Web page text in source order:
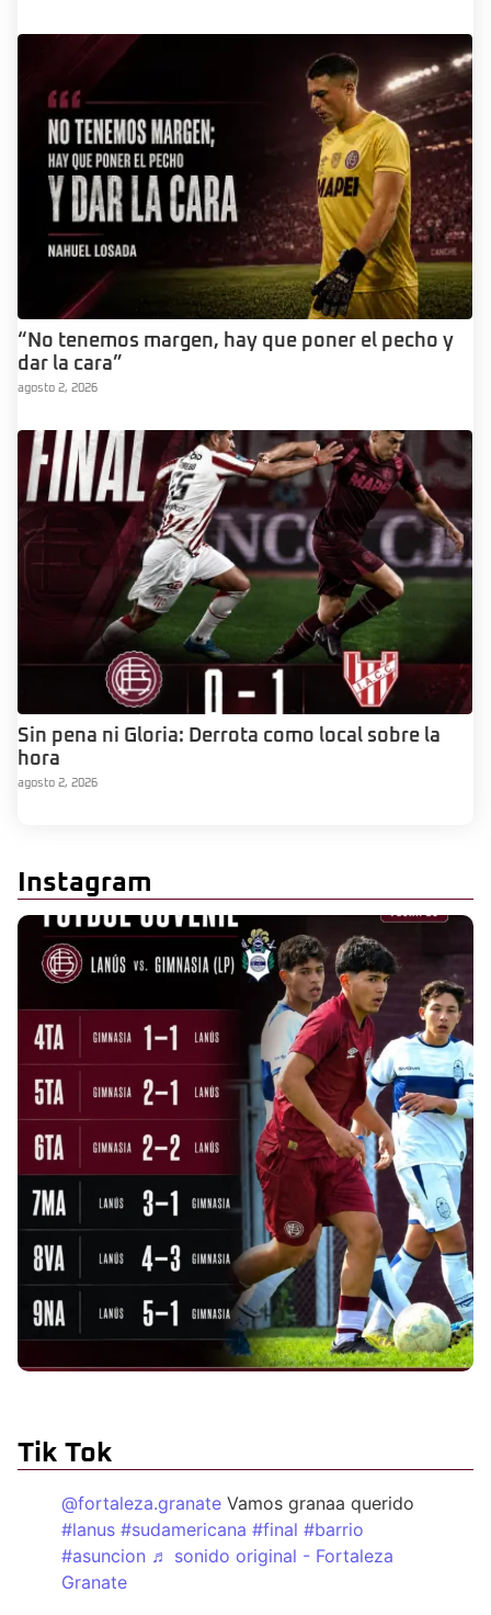
“No tenemos margen, hay que poner el pecho y
dar la cara”
agosto 2, 2026
Sin pena ni Gloria: Derrota como local sobre la
hora
agosto 2, 2026
Instagram
Tik Tok
@fortaleza.granate Vamos granaa querido
#lanus #sudamericana #final #barrio
#asuncion ♬ sonido original - Fortaleza
Granate